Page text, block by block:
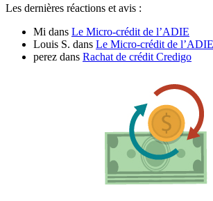
Les dernières réactions et avis :
Mi dans Le Micro-crédit de l’ADIE
Louis S. dans Le Micro-crédit de l’ADIE
perez dans Rachat de crédit Credigo